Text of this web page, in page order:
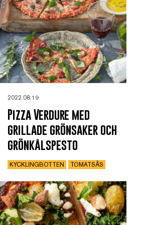
2022.08.19
Pizza Verdure med
grillade grönsaker och
grönkålspesto
KYCKLINGBOTTEN TOMATSÅS